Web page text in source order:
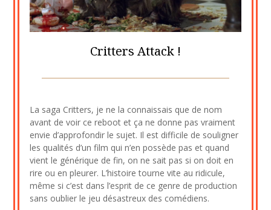
Critters Attack !
28
octobre
2020
La saga Critters, je ne la connaissais que de nom
avant de voir ce reboot et ça ne donne pas vraiment
envie d’approfondir le sujet. Il est difficile de souligner
les qualités d’un film qui n’en possède pas et quand
vient le générique de fin, on ne sait pas si on doit en
rire ou en pleurer. L’histoire tourne vite au ridicule,
même si c’est dans l’esprit de ce genre de production
sans oublier le jeu désastreux des comédiens.